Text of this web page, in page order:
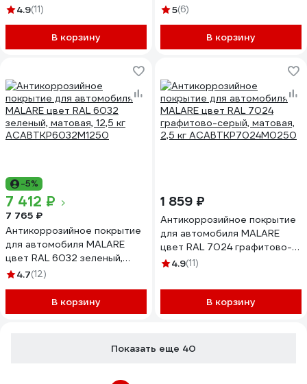
серый, матовая, 12,5 кг
4.9(11)
В корзину
бордовый, матовая, 20 кг
5(6)
В корзину
-5%
7 412 ₽
7 765 ₽
Антикоррозийное покрытие
для автомобиля MALARE
цвет RAL 6032 зеленый,
матовая, 12,5 кг
4.7(12)
В корзину
1 859 ₽
Антикоррозийное покрытие
для автомобиля MALARE
цвет RAL 7024 графитово-
серый, матовая, 2,5 кг
4.9(11)
В корзину
Показать еще 40